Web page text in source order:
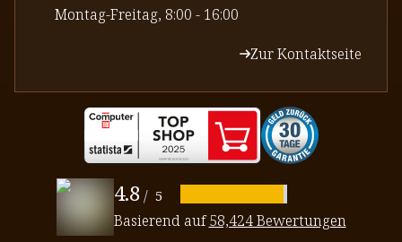
⁠Montag-Freitag, 8:00 - 16:00
Zur Kontaktseite
4.8 / 5
Basierend auf58,424 Bewertungen